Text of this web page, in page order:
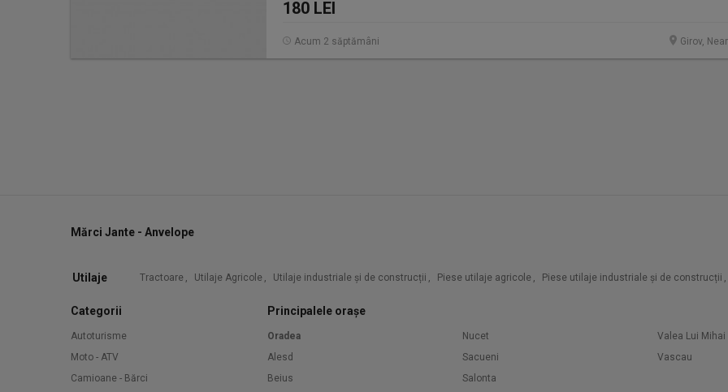
180 LEI
Girov,
Acum 2 săptămâni
Mărci Jante - Anvelope
Utilaje Tractoare , Utilaje Agricole , Utilaje industriale și de construcții , Piese utilaje agricole , Piese utilaje industriale și de construcții ,
Categorii
Autoturisme
Moto - ATV
Camioane - Bărci
Principalele orașe
Oradea
Alesd
Beius
Nucet
Sacueni
Salonta
Valea Lui Mihai
Vascau